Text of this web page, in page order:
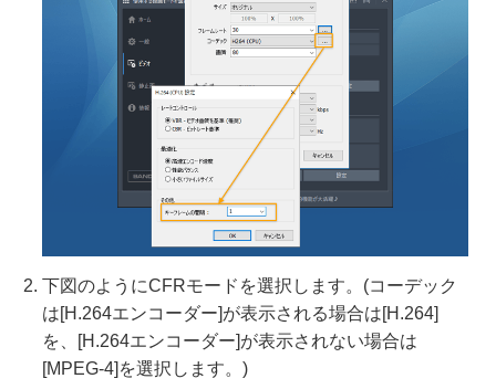
下図のようにCFRモードを選択します。(コーデック
は[H.264エンコーダー]が表示される場合は[H.264]
を、[H.264エンコーダー]が表示されない場合は
[MPEG-4]を選択します。)